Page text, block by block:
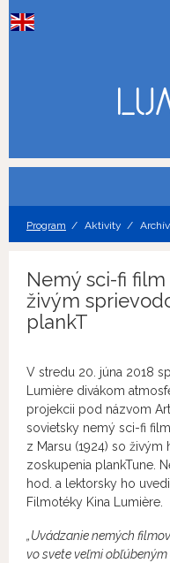
Program Aktivity Archív
Nemý sci-fi film
živým
plankT
V stredu 20. júna 2018
Lumière divákom
projekcii pod názvom
sovietsky nemý sci-fi
z Marsu (1924) so
zoskupenia plankTune.
hod. a lektorsky ho
Filmotéky Kina Lumière.
„Uvádzanie nemých
vo svete veľmi